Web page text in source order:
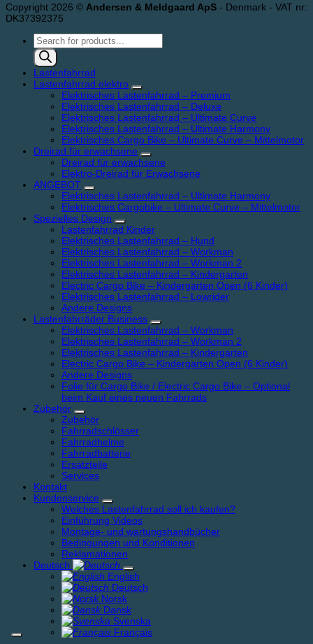
Copyright 2026 © Andersen & Meldgaard ApS - Denmark - VAT nr:
DK37392375
Products
search
Lastenfahrrad
Lastenfahrrad elektro
Elektrisches Lastenfahrrad – Premium
Elektrisches Lastenfahrrad – Deluxe
Elektrisches Lastenfahrrad – Ultimate Curve
Elektrisches Lastenfahrrad – Ultimate Harmony
Elektrisches Cargo Bike – Ultimate Curve – Mittelmotor
Dreirad für erwachsene
Dreirad für erwachsene
Elektro-Dreirad für Erwachsene
ANGEBOT
Elektrisches Lastenfahrrad – Ultimate Harmony
Elektrisches Cargobike – Ultimate Curve – Mittelmotor
Spezielles Design
Lastenfahrrad Kinder
Elektrisches Lastenfahrrad – Hund
Elektrisches Lastenfahrrad – Workman
Elektrisches Lastenfahrrad – Workman 2
Elektrisches Lastenfahrrad – Kindergarten
Electric Cargo Bike – Kindergarten Open (6 Kinder)
Elektrisches Lastenfahrrad – Lowrider
Andere Designs
Lastenfahrräder Business
Elektrisches Lastenfahrrad – Workman
Elektrisches Lastenfahrrad – Workman 2
Elektrisches Lastenfahrrad – Kindergarten
Electric Cargo Bike – Kindergarten Open (6 Kinder)
Andere Designs
Folie für Cargo Bike / Electric Cargo Bike – Optional
beim Kauf eines neuen Fahrrads
Zubehör
Zubehör
Fahrradschlösser
Fahrradhelme
Fahrradbatterie
Ersatzteile
Services
Kontakt
Kundenservice
Welches Lastenfahrrad soll ich kaufen?
Einführung Videos
Montage- und wartungshandbücher
Bedingungen und Konditionen
Reklamationen
Deutsch
English
Deutsch
Norsk
Dansk
Svenska
Français